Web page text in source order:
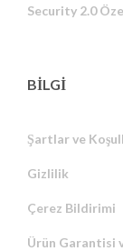
Security 2.0
BİLGİ
Şartlar ve
Gizlilik
Çerez Bildirimi
Ürün Garantisi